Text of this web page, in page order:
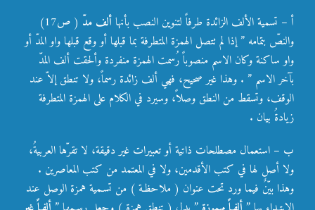
أ – تسمية الألف الزائدة طرفاً لتنوين النصب بأنهاألف مدّ
( ص17)
والنصّ بتمامه ” إذا لم تتصل الهمزة المتطرفة بما قبلها أو وقع قبلها واو المدّ أو
واو ساكنة وكان الاسم منصوباً رُسمت الهمزة منفردة وألحقت ألف المدّ
بآخر الاسم ” . وهذا غير صحيح، فهي ألف زائدة رسماً، ولا تنطق إلاّ عند
الوقف، وتسقط من النطق وصلاً، وسيرد في الكلام على الهمزة المتطرفة
زيادةُ بيان .
ب – استعمال مصطلحات ذاتية أو تعبيرات غير دقيقة، لا تقرّها العربيةُ،
ولا أصل لها في كتب الأقدمين، ولا في المعتمد من كتب المعاصرين .
وهذا بيّنٌ فيما ورد تحت عنوان ( ملاحظـة ) من تسـمية همزة الوصل عند